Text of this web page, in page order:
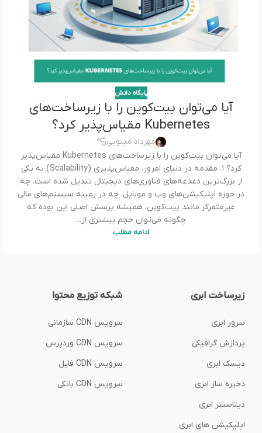
پایگاه دانش
آیا می‌توان بیت‌کوین را با زیرساخت‌های
Kubernetes مقیاس‌پذیر کرد؟
مهرداد مینویی
آیا می‌توان بیت‌کوین را با زیرساخت‌های Kubernetes مقیاس‌پذیر
کرد؟ ۱. مقدمه در دنیای امروز، مقیاس‌پذیری (Scalability) به یکی
از بزرگ‌ترین دغدغه‌های فناوری‌های دیجیتال تبدیل شده است. چه
در حوزه اپلیکیشن‌های وب و موبایل، چه در زمینه سیستم‌های مالی
غیرمتمرکز مانند بیت‌کوین، همیشه پرسش اصلی این بوده که
چگونه می‌توان حجم بیشتری از...
ادامه مطلب
زیرساخت ابری
سرور ابری
پردازش گرافیکی
دیسک ابری
ذخیره ساز ابری
دیتاسنتر ابری
اپلیکیشن های ابری
شبکه توزیع محتوا
سرویس CDN سازمانی
سرویس CDN وردپرس
سرویس CDN فایل
سرویس CDN بانکی